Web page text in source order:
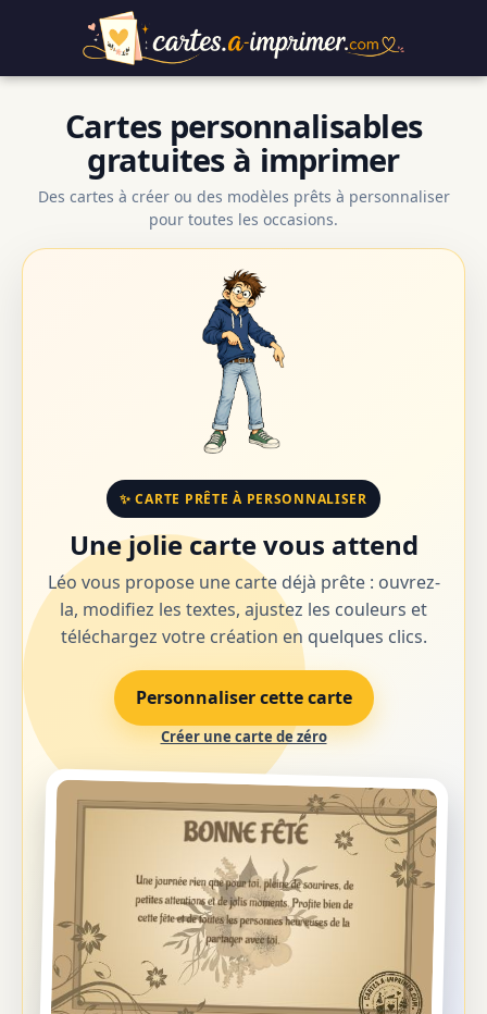
Cartes personnalisables
gratuites à imprimer
Des cartes à créer ou des modèles prêts à personnaliser
pour toutes les occasions.
✨ CARTE PRÊTE À PERSONNALISER
Une jolie carte vous attend
Léo vous propose une carte déjà prête : ouvrez-
la, modifiez les textes, ajustez les couleurs et
téléchargez votre création en quelques clics.
Personnaliser cette carte
Créer une carte de zéro